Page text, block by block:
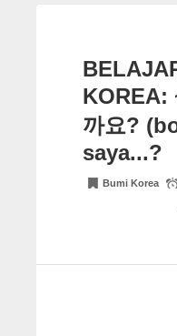
KOREA:
까요?
saya...?
Bumi Korea